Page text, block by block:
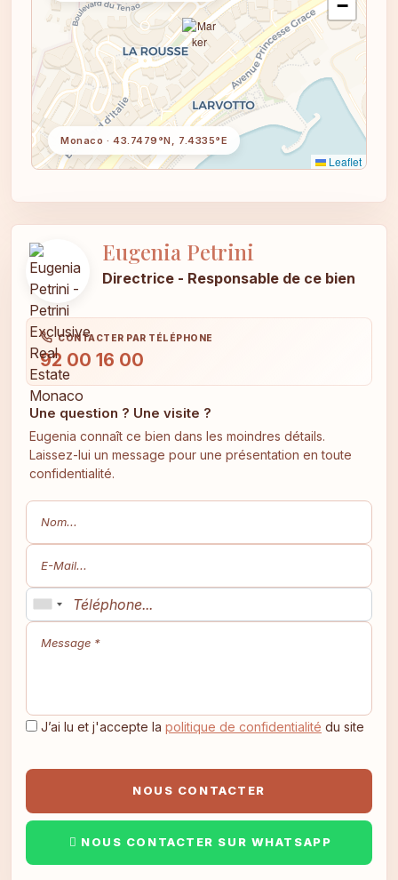
Monaco · 43.7479°N, 7.4335°E
−
Leaflet
Eugenia Petrini
Directrice - Responsable de ce bien
CONTACTER PAR TÉLÉPHONE
92 00 16 00
Une question ? Une visite ?
Eugenia connaît ce bien dans les moindres détails.
Laissez-lui un message pour une présentation en toute
confidentialité.
J’ai lu et j'accepte la politique de confidentialité du site
NOUS CONTACTER
NOUS CONTACTER SUR WHATSAPP